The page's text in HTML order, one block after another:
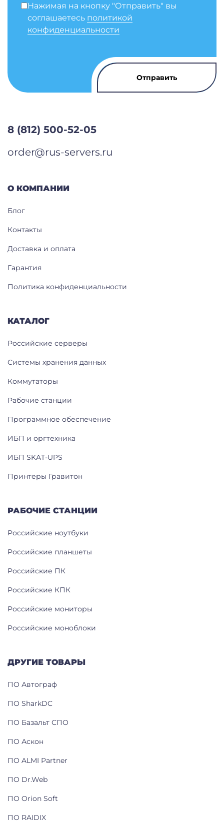
Нажимая на кнопку "Отправить" вы
соглашаетесь политикой
конфиденциальности
КАТАЛОГ
Российские серверы
Системы хранения данных
Коммутаторы
Рабочие станции
Программное обеспечение
ИБП и оргтехника
ИБП SKAT-UPS
Принтеры Гравитон
РАБОЧИЕ СТАНЦИИ
Российские ноутбуки
Российские планшеты
Российские ПК
Российские КПК
Российские мониторы
Российские моноблоки
ДРУГИЕ ТОВАРЫ
ПО Автограф
ПО SharkDC
ПО Базальт СПО
ПО Аскон
ПО ALMI Partner
ПО Dr.Web
ПО Orion Soft
ПО RAIDIX
О КОМПАНИИ
Блог
Контакты
Доставка и оплата
Гарантия
Политика конфиденциальности
8 (812) 500-52-05
order@rus-servers.ru